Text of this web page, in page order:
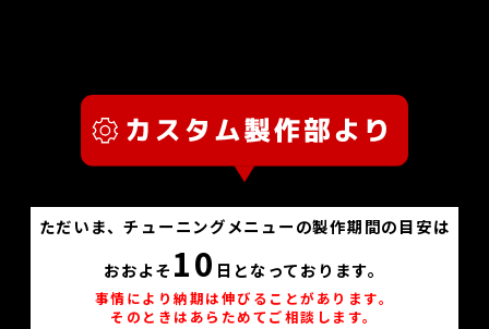
ただいま、チューニングメニューの製作期間の目安は
おおよそ 10 日となっております。
事情により納期は伸びることがあります。
そのときはあらためてご相談します。